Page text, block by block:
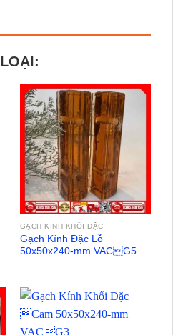
GẠCH KÍNH KHỐI ĐẶC
Gạch Kính Đặc Lỗ
50x50x240-mm VACG5